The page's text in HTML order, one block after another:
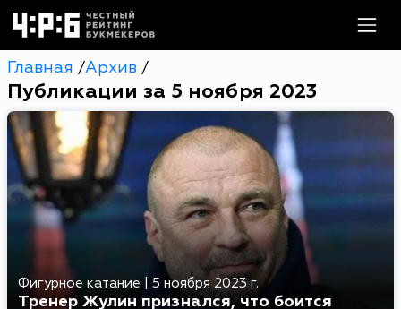
Главная /Архив /
Публикации за 5 ноября 2023
Фигурное катание 5 ноября 2023 г.
Тренер Жулин признался, что боится